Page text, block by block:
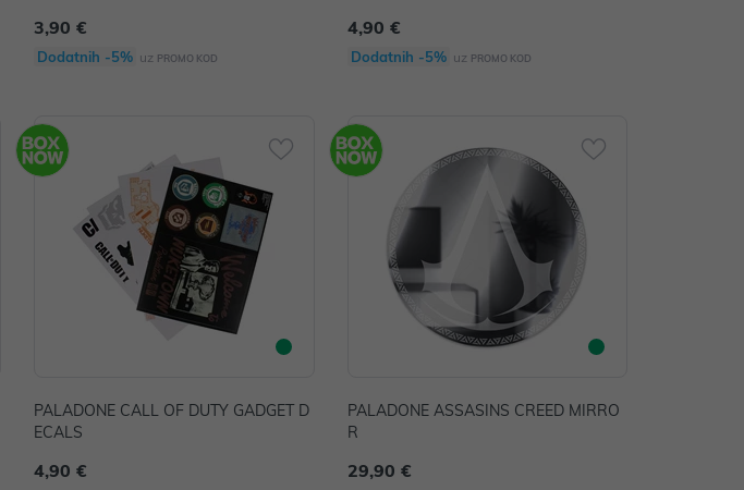
3,90 €
Dodatnih -5% uz PROMO KOD
4,90 €
Dodatnih -5% uz PROMO KOD
PALADONE CALL OF DUTY GADGET D
ECALS
4,90 €
PALADONE ASSASINS CREED MIRRO
R
29,90 €